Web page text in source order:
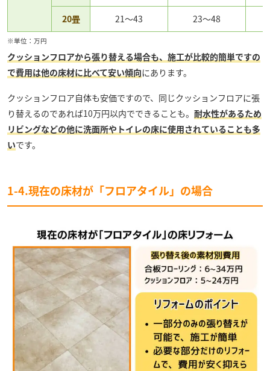
20畳 21～43 23～48
※単位：万円
クッションフロアから張り替える場合も、施工が比較的簡単ですの
で費用は他の床材に比べて安い傾向にあります。
クッションフロア自体も安価ですので、同じクッションフロアに張
り替えるのであれば10万円以内でできることも。 耐水性があるため
リビングなどの他に洗面所やトイレの床に使用されていることも多
いです。
1-4.現在の床材が「フロアタイル」の場合